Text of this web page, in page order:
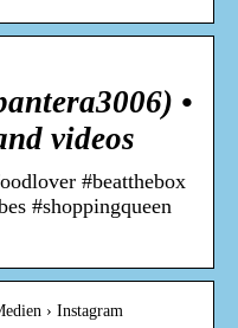
•
videos
#beatthebox
#shoppingqueen
› Instagram